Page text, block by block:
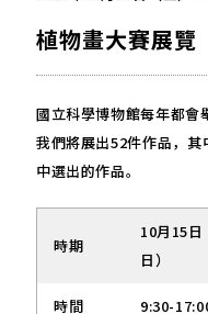
植物畫大賽展覽
國立科學博物館每年都會
我們將展出52件作品，
中選出的作品。
時期
10月15
日）
時間 9:30-